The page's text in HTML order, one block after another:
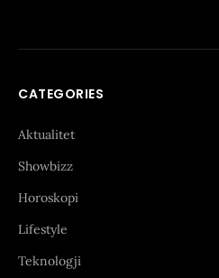
CATEGORIES
Aktualitet
Showbizz
Horoskopi
Lifestyle
Teknologji